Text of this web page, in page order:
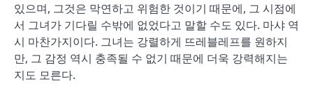
있으며, 그것은 막연하고 위험한 것이기 때문에, 그 시점에
서 그녀가 기다릴 수밖에 없었다고 말할 수도 있다. 마샤 역
시 마찬가지이다. 그녀는 강렬하게 뜨레블레프를 원하지
만, 그 감정 역시 충족될 수 없기 때문에 더욱 강력해지는
지도 모른다.